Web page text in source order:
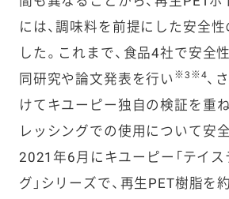
には、調味料を前提にした安全
した。これまで、食品4社で安全
同研究や論文発表を行い ※3※4、
けてキユーピー独自の検証を重
レッシングでの使用について安全
2021年6月にキユーピー「テイ
グ」シリーズで、再生PET樹脂を